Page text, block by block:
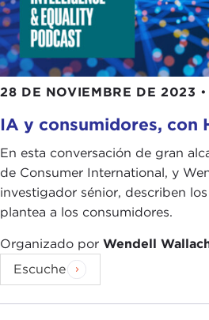
28 DE NOVIEMBRE DE 2023 •
IA y consumidores, con
En esta conversación de gran
de Consumer International, y
investigador sénior, describen
plantea a los consumidores.
Organizado por Wendell
Escuche